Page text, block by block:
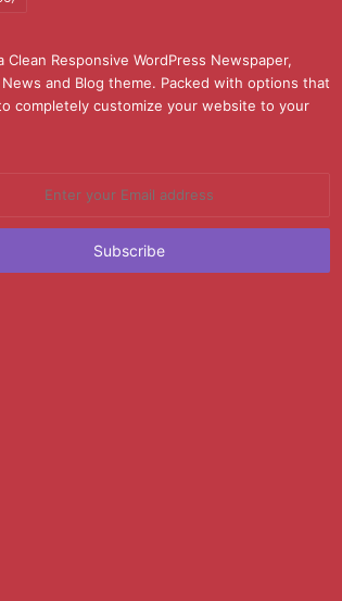
Clean Responsive WordPress Newspaper,
News and Blog theme. Packed with options that
completely customize your website to your